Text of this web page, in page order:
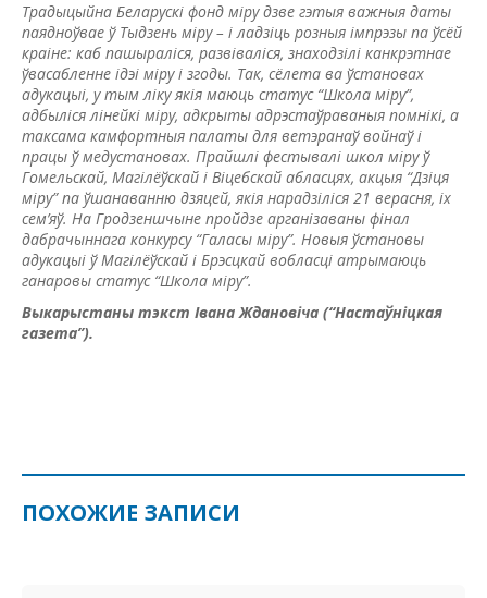
Традыцыйна Беларускі фонд міру дзве гэтыя важныя даты
паядноўвае ў Тыдзень міру – і ладзіць розныя імпрэзы па ўсёй
краіне: каб пашыраліся, развіваліся, знаходзілі канкрэтнае
ўвасабленне ідэі міру і згоды. Так, сёлета ва ўстановах
адукацыі, у тым ліку якія маюць статус “Школа міру”,
адбыліся лінейкі міру, адкрыты адрэстаўраваныя помнікі, а
таксама камфортныя палаты для ветэранаў войнаў і
працы ў медустановах. Прайшлі фестывалі школ міру ў
Гомельскай, Магілёўскай і Віцебскай абласцях, акцыя “Дзіця
міру” па ўшанаванню дзяцей, якія нарадзіліся 21 верасня, іх
сем’яў. На Гродзеншчыне пройдзе арганізаваны фінал
дабрачыннага конкурсу “Галасы міру”. Новыя ўстановы
адукацыі ў Магілёўскай і Брэсцкай вобласці атрымаюць
ганаровы статус “Школа міру”.
Выкарыстаны тэкст Івана Ждановіча (“Настаўніцкая
газета”).
ПОХОЖИЕ ЗАПИСИ